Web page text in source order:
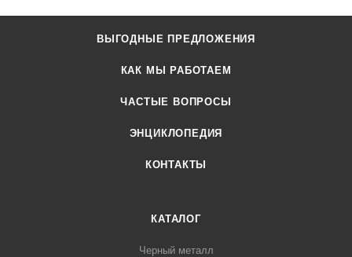
ВЫГОДНЫЕ ПРЕДЛОЖЕНИЯ
КАК МЫ РАБОТАЕМ
ЧАСТЫЕ ВОПРОСЫ
ЭНЦИКЛОПЕДИЯ
КОНТАКТЫ
КАТАЛОГ
Черный металл